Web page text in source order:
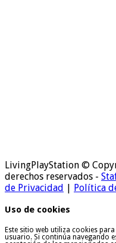
LivingPlayStation ©
derechos reservados -
de Privacidad | Política
Uso de cookies
Este sitio web utiliza cookies
usuario. Si continúa navegando